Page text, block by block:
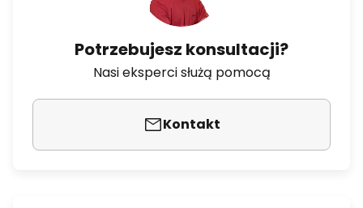
Potrzebujesz konsultacji?
Nasi eksperci służą pomocą
Kontakt